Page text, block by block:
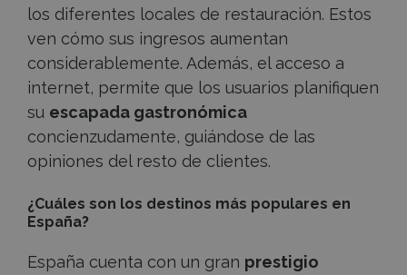
los diferentes locales de restauración. Estos
ven cómo sus ingresos aumentan
considerablemente. Además, el acceso a
internet, permite que los usuarios planifiquen
su escapada gastronómica
concienzudamente, guiándose de las
opiniones del resto de clientes.
¿Cuáles son los destinos más populares en
España?
España cuenta con un gran prestigio